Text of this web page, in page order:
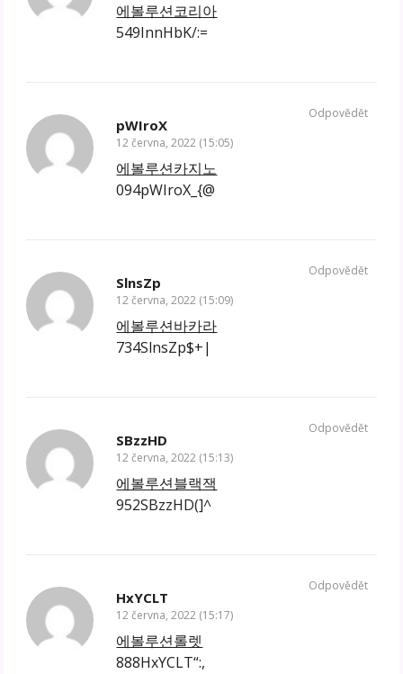
에볼루션코리아
549InnHbK/:=
pWIroX
12 června, 2022 (15:05)
에볼루션카지노
094pWIroX_{@
Odpovědět
SlnsZp
12 června, 2022 (15:09)
에볼루션바카라
734SlnsZp$+|
Odpovědět
SBzzHD
12 června, 2022 (15:13)
에볼루션블랙잭
952SBzzHD(]^
Odpovědět
HxYCLT
12 června, 2022 (15:17)
에볼루션롤렛
888HxYCLT“:,
Odpovědět